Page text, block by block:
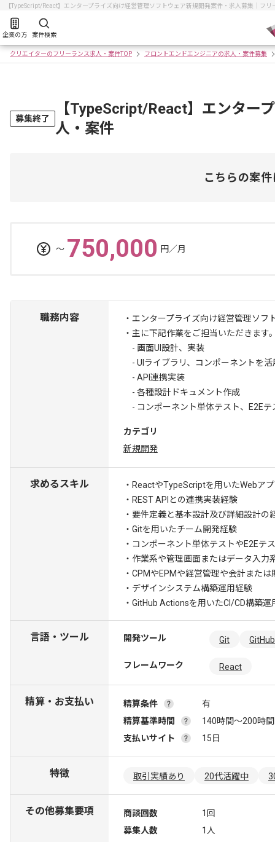
【TypeScript/React】エンタープライズ向け経営管理ソフトウェア新規開発案件・求人募集｜フ
企業の方 案件検索
クリエイターのフリーランス求人・案件TOP フロントエンドエンジニアの求人・案件募集
募集終了
【TypeScript/React】エンター
人・案件
こちらの案
〜 750,000 円／月
職務内容
・エンタープライズ向け経営管理ソ
・主に下記作業をご担当いただきます
- 画面UI設計、実装
- UIライブラリ、コンポーネントを活
- API連携実装
- 各種設計ドキュメント作成
- コンポーネント単体テスト、E2Eテ
カテゴリ
新規開発
求めるスキル
・ReactやTypeScriptを用いたWebア
・REST APIとの連携実装経験
・要件定義と基本設計及び詳細設計の
・Gitを用いたチーム開発経験
・コンポーネント単体テストやE2Eテ
・作業系や管理画面またはデータ入力
・CPMやEPMや経営管理や会計また
・デザインシステム構築運用経験
・GitHub Actionsを用いたCI/CD構築運
言語・ツール 開発ツール Git GitHub
フレームワーク React
精算・お支払い 精算条件
有
精算基準時間
140時間〜200時間
支払いサイト
15日
特徴 取引実績あり 20代活躍中
その他募集要項 商談回数
1回
募集人数
1人